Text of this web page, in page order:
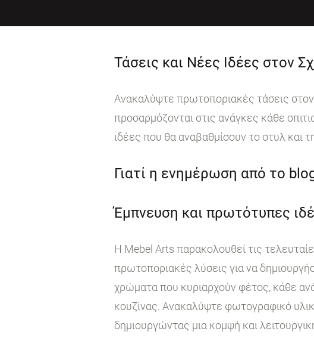
Τάσεις και Νέες Ιδέες στον
Ανακαλύψτε πρωτοποριακές τάσεις στον
προσαρμόζονται στις ανάγκες κάθε
ιδέες που θα αναβαθμίσουν το στυλ και
Γιατί η ενημέρωση από το
Έμπνευση και πρωτότυπες
Η Mebel Arts παρακολουθεί τις
πρωτοποριακές λύσεις για να
χρώματα που κυριαρχούν φέτος, κάθε
κουζίνας. Ανακαλύψτε φωτογραφικό
δημιουργώντας μια κομψή και